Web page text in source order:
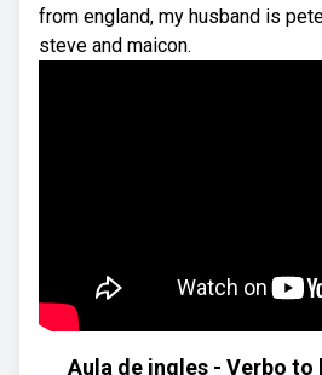
from england, my husband is
steve and maicon.
Aula de ingles - Verbo to